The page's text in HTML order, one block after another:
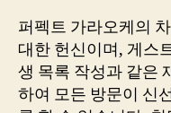
퍼펙트 가라오케의
대한 헌신이며, 게스
생 목록 작성과 같은
하여 모든 방문이 신